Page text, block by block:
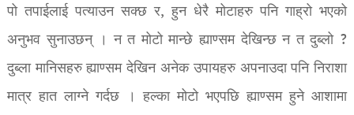
पो तपाईलाई पत्याउन सक्छ र, हुन धेरै मोटाहरु पनि गाह्रो भएको
अनुभव सुनाउछन् । न त मोटो मान्छे ह्याण्सम देखिन्छ न त दुब्लो ?
दुब्ला मानिसहरु ह्याण्सम देखिन अनेक उपायहरु अपनाउदा पनि निराशा
मात्र हात लाग्ने गर्दछ । हल्का मोटो भएपछि ह्याण्सम हुने आशामा